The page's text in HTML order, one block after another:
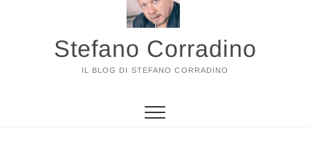
Stefano Corradino
IL BLOG DI STEFANO CORRADINO